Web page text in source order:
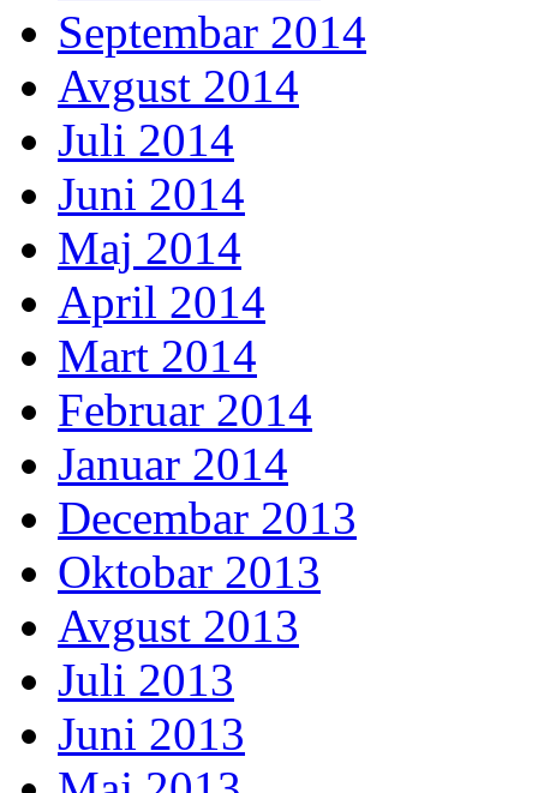
Septembar 2014
Avgust 2014
Juli 2014
Juni 2014
Maj 2014
April 2014
Mart 2014
Februar 2014
Januar 2014
Decembar 2013
Oktobar 2013
Avgust 2013
Juli 2013
Juni 2013